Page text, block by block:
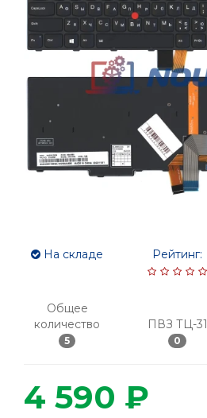
На складе
Общее
количество
5
Рейтинг:
ПВЗ ТЦ-31
0
4 590 ₽